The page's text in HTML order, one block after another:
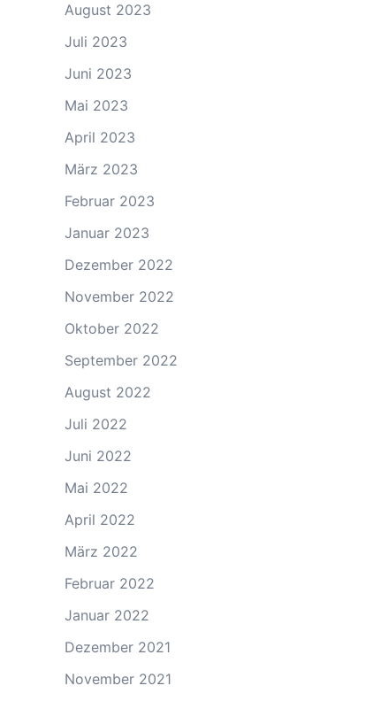
August 2023
Juli 2023
Juni 2023
Mai 2023
April 2023
März 2023
Februar 2023
Januar 2023
Dezember 2022
November 2022
Oktober 2022
September 2022
August 2022
Juli 2022
Juni 2022
Mai 2022
April 2022
März 2022
Februar 2022
Januar 2022
Dezember 2021
November 2021